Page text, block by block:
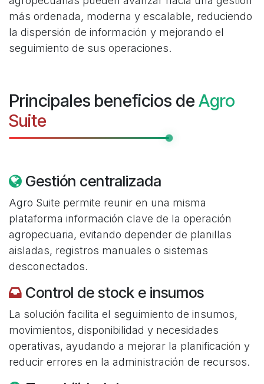
más ordenada, moderna y escalable, reduciendo
la dispersión de información y mejorando el
seguimiento de sus operaciones.
Principales beneficios de Agro
Suite
Gestión centralizada
Agro Suite permite reunir en una misma
plataforma información clave de la operación
agropecuaria, evitando depender de planillas
aisladas, registros manuales o sistemas
desconectados.
Control de stock e insumos
La solución facilita el seguimiento de insumos,
movimientos, disponibilidad y necesidades
operativas, ayudando a mejorar la planificación y
reducir errores en la administración de recursos.